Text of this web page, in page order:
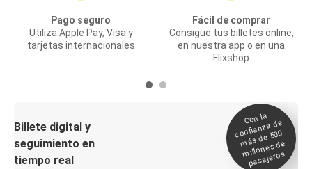
Pago seguro
Utiliza Apple Pay, Visa y
tarjetas internacionales
Fácil de comprar
Consigue tus billetes online,
en nuestra app o en una
Flixshop
Billete digital y
seguimiento en
tiempo real
Con la
confianza de
más de 500
millones de
pasajeros